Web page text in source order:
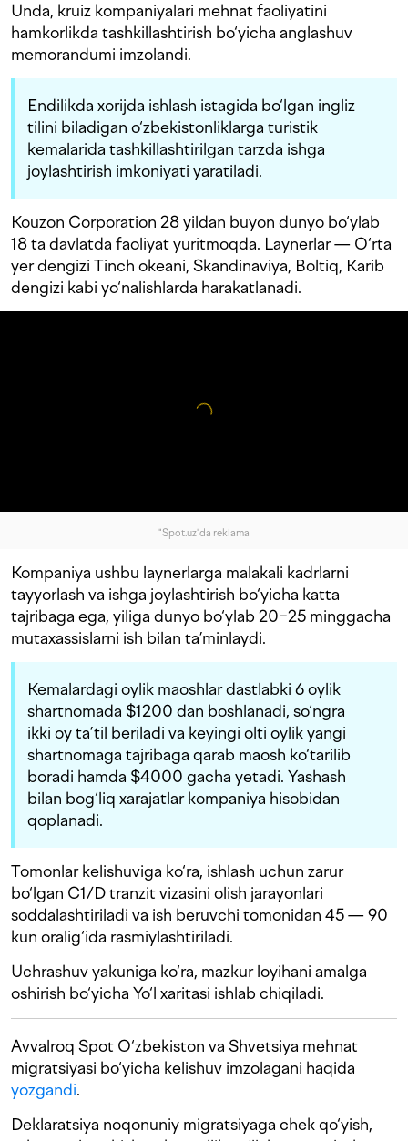
Unda, kruiz kompaniyalari mehnat faoliyatini
hamkorlikda tashkillashtirish bo‘yicha anglashuv
memorandumi imzolandi.
Endilikda xorijda ishlash istagida bo‘lgan ingliz
tilini biladigan o‘zbekistonliklarga turistik
kemalarida tashkillashtirilgan tarzda ishga
joylashtirish imkoniyati yaratiladi.
Kouzon Corporation 28 yildan buyon dunyo bo‘ylab
18 ta davlatda faoliyat yuritmoqda. Laynerlar — O‘rta
yer dengizi Tinch okeani, Skandinaviya, Boltiq, Karib
dengizi kabi yo‘nalishlarda harakatlanadi.
"Spot.uz"da reklama
Kompaniya ushbu laynerlarga malakali kadrlarni
tayyorlash va ishga joylashtirish bo‘yicha katta
tajribaga ega, yiliga dunyo bo‘ylab 20−25 minggacha
mutaxassislarni ish bilan ta’minlaydi.
Kemalardagi oylik maoshlar dastlabki 6 oylik
shartnomada $1200 dan boshlanadi, so‘ngra
ikki oy ta’til beriladi va keyingi olti oylik yangi
shartnomaga tajribaga qarab maosh ko‘tarilib
boradi hamda $4000 gacha yetadi. Yashash
bilan bog‘liq xarajatlar kompaniya hisobidan
qoplanadi.
Tomonlar kelishuviga ko‘ra, ishlash uchun zarur
bo‘lgan C1/D tranzit vizasini olish jarayonlari
soddalashtiriladi va ish beruvchi tomonidan 45 — 90
kun oralig‘ida rasmiylashtiriladi.
Uchrashuv yakuniga ko‘ra, mazkur loyihani amalga
oshirish bo‘yicha Yo‘l xaritasi ishlab chiqiladi.
Avvalroq Spot O‘zbekiston va Shvetsiya mehnat
migratsiyasi bo‘yicha kelishuv imzolagani haqida
yozgandi.
Deklaratsiya noqonuniy migratsiyaga chek qo‘yish,